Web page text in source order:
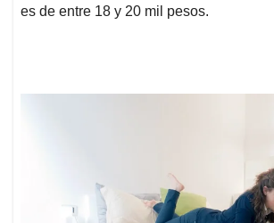
es de entre 18 y 20 mil pesos.